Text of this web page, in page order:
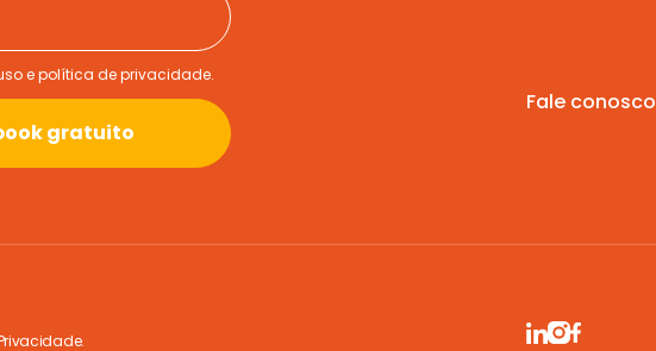
e política de privacidade.
gratuito
Fale conosco